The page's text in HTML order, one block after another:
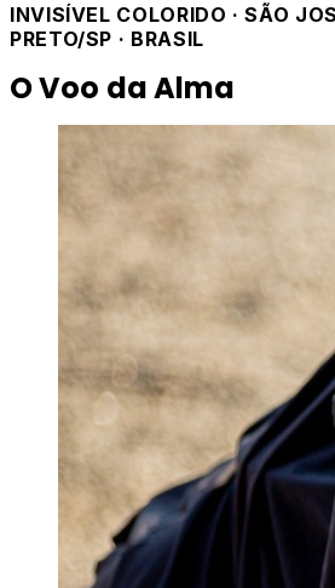
INVISÍVEL COLORIDO · SÃO
PRETO/SP · BRASIL
O Voo da Alma